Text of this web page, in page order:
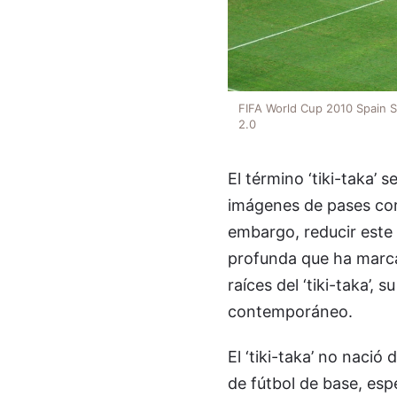
FIFA World Cup 2010
2.0
El término ‘tiki-taka’
imágenes de pases
embargo, reducir
profunda que ha
raíces del ‘tiki-taka’,
contemporáneo.
El ‘tiki-taka’ no nació
de fútbol de base,